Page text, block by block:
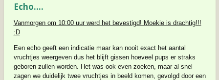
Echo....
Vanmorgen om 10:00 uur werd het bevestigd! Moekie is drachtig!!!
:D
Een echo geeft een indicatie maar kan nooit exact het aantal
vruchtjes weergeven dus het blijft gissen hoeveel pups er straks
geboren zullen worden. Het was ook even zoeken, maar al snel
zagen we duidelijk twee vruchtjes in beeld komen, gevolgd door een